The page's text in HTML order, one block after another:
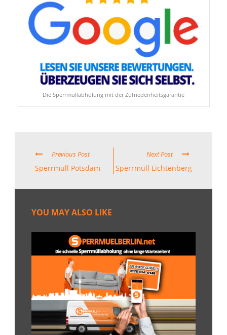
Die Sperrmüllabholung mit der Zufriedenheitsgarantie
Previous Post
Sperrmüll Potsdam
Next Post
Sperrmüll Lichtenberg
YOU MAY ALSO LIKE